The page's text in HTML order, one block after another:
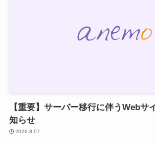
【重要】サーバー移行に伴うWebサ
知らせ
2026.8.07